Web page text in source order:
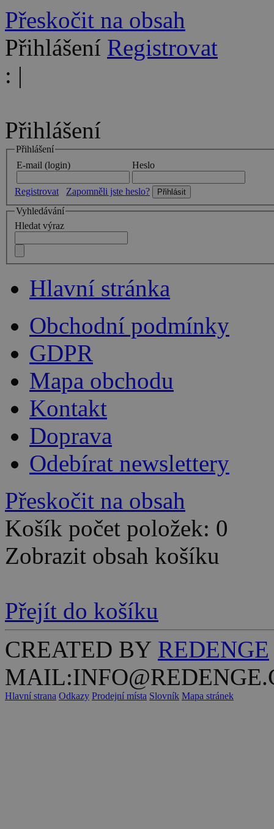
Přeskočit na obsah
Přihlášení Registrovat
: |
Přihlášení
Přihlášení
E-mail (login)
Heslo
Registrovat
Zapomněli jste heslo?
Vyhledávání
Hledat výraz
Hlavní stránka
Obchodní podmínky
GDPR
Mapa obchodu
Kontakt
Doprava
Odebírat newslettery
Přeskočit na obsah
Košík počet položek: 0
Zobrazit obsah košíku
Přejít do košíku
CREATED BY REDENGE
Hlavní strana Odkazy Prodejní místa Slovník Mapa stránek